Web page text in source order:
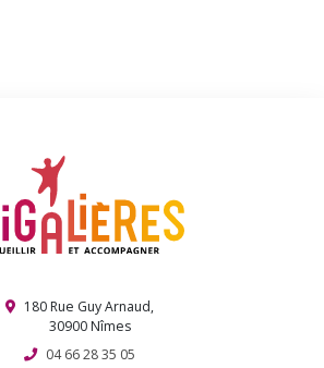
180 Rue Guy Arnaud,
30900 Nîmes
04 66 28 35 05